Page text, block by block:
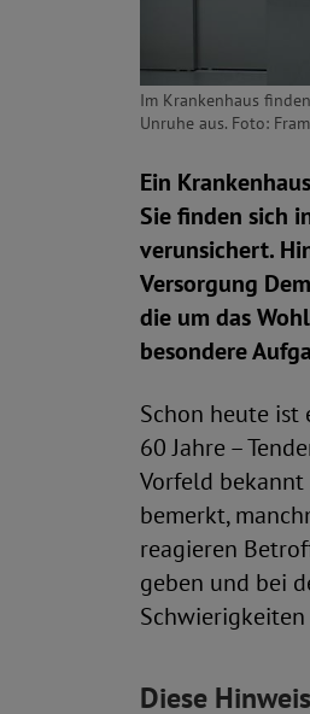
Im Krankenhaus
Unruhe aus. Foto:
Ein
Sie finden sich
verunsichert.
Versorgung
die um das
besondere
Schon heute ist
60 Jahre –
Vorfeld
bemerkt,
reagieren
geben und bei
Schwierigkeiten
Diese